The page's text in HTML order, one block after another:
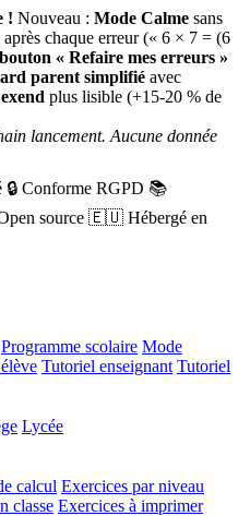
! Nouveau : Mode Calme sans
après chaque erreur (« 6 × 7 = (6
bouton « Refaire mes erreurs »
parent simplifié avec
plus lisible (+15-20 % de
lancement. Aucune donnée
🔒 Conforme RGPD 📚
source 🇪🇺 Hébergé en
Programme scolaire Mode
Tutoriel enseignant Tutoriel
Lycée
calcul Exercices par niveau
classe Exercices à imprimer